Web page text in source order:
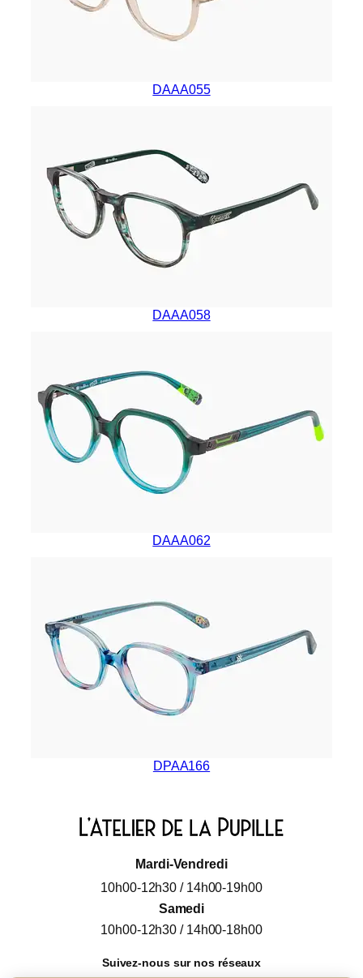
DAAA055
DAAA058
DAAA062
DPAA166
Mardi-Vendredi
10h00-12h30 / 14h00-19h00
Samedi
10h00-12h30 / 14h00-18h00
Suivez-nous sur nos réseaux